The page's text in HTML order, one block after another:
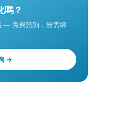
嗎？
— 免費諮詢，無需綁
→